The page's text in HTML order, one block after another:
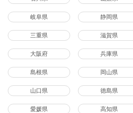
岐阜県 静岡県
三重県 滋賀県
大阪府 兵庫県
島根県 岡山県
山口県 徳島県
愛媛県 高知県